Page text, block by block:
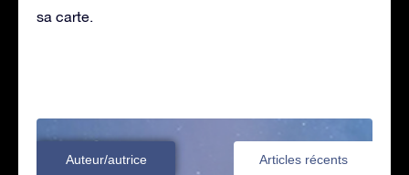
sa carte.
Auteur/autrice Articles récents